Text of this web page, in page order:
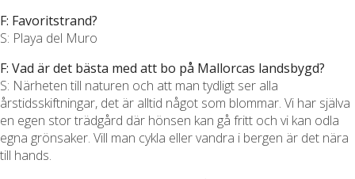
F: Favoritstrand?
S: Playa del Muro
F: Vad är det bästa med att bo på Mallorcas landsbygd?
S: Närheten till naturen och att man tydligt ser alla
årstidsskiftningar, det är alltid något som blommar. Vi har själva
en egen stor trädgård där hönsen kan gå fritt och vi kan odla
egna grönsaker. Vill man cykla eller vandra i bergen är det nära
till hands.